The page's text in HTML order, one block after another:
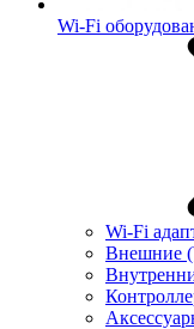
Wi-Fi
Wi-Fi
Внешние